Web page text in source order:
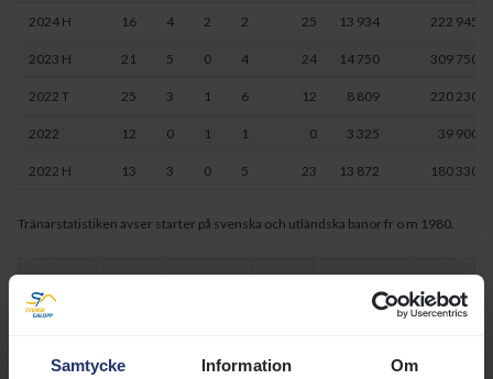
Samtycke Information Om
2024 H 16 4 2 2 25 13 934 222 945
2023 H 21 5 0 4 24 14 750 309 750
2022 T 25 3 1 6 12 8 809 220 230
2022 12 0 1 1 0 3 325 39 900
2022 H 13 3 0 5 23 13 872 180 330
Tränarstatistiken avser starter på svenska och utländska banor fr o m 1980.
260707-8 Bp 2100 gd